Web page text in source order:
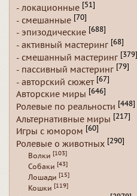
- локационные [51]
- смешанные [70]
- эпизодические [688]
- активный мастеринг [68]
- смешанный мастеринг [379]
- пассивный мастеринг [79]
- авторский сюжет [67]
Авторские миры [646]
Ролевые по реальности [448]
Альтернативные миры [217]
Игры с юмором [60]
Ролевые о животных [290]
Волки [103]
Собаки [43]
Лошади [15]
Кошки [119]